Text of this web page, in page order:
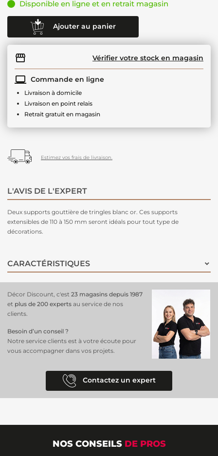
Disponible en ligne et en retrait magasin
Ajouter au panier
Vérifier votre stock en magasin
Commande en ligne
Livraison à domicile
Livraison en point relais
Retrait gratuit en magasin
Estimez vos frais de livraison.
L'AVIS DE L'EXPERT
Deux supports gouttière de tringles blanc or. Ces supports
extensibles de 110 à 150 mm seront idéals pour tout type de
décorations.
CARACTÉRISTIQUES
Décor Discount, c'est 23 magasins depuis 1987
et plus de 200 experts au service de nos
clients.
Besoin d’un conseil ?
Notre service clients est à votre écoute pour
vous accompagner dans vos projets.
Contactez un expert
NOS CONSEILS DE PROS